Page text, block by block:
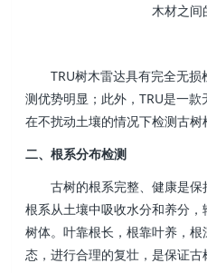
木材之间
TRU树木雷达具有完全无损
测优势明显；此外，TRU是一款
在不扰动土壤的情况下检测古树
二、根系分布检测
古树的根系完整、健康是保
根系从土壤中吸收水分和养分
树体。叶靠根长，根靠叶养，
态，进行合理的复壮，是保证古